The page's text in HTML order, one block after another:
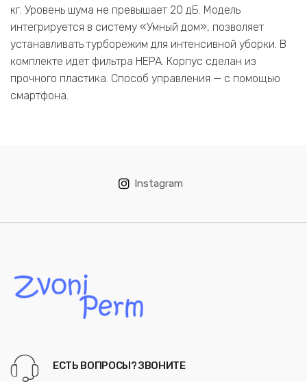
кг. Уровень шума не превышает 20 дБ. Модель
интегрируется в систему «Умный дом», позволяет
устанавливать турборежим для интенсивной уборки. В
комплекте идет фильтра HEPA. Корпус сделан из
прочного пластика. Способ управления — с помощью
смартфона.
Instagram
ЕСТЬ ВОПРОСЫ? ЗВОНИТЕ